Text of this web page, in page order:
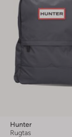
Hunter
Rugtas